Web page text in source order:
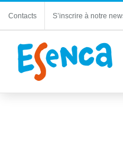
Contacts S’inscrire à notre